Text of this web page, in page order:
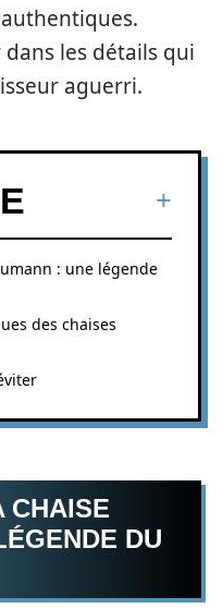
les détails qui
aguerri.
: une légende
des chaises
CHAISE
DU